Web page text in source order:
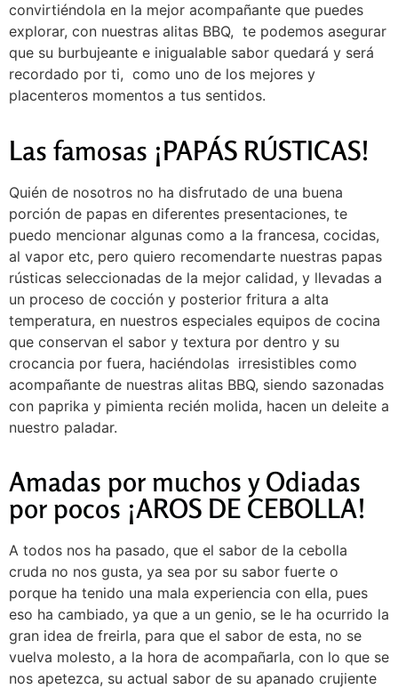
convirtiéndola en la mejor acompañante que puedes
explorar, con nuestras alitas BBQ, te podemos asegurar
que su burbujeante e inigualable sabor quedará y será
recordado por ti, como uno de los mejores y
placenteros momentos a tus sentidos.
Las famosas ¡PAPÁS RÚSTICAS!
Quién de nosotros no ha disfrutado de una buena
porción de papas en diferentes presentaciones, te
puedo mencionar algunas como a la francesa, cocidas,
al vapor etc, pero quiero recomendarte nuestras papas
rústicas seleccionadas de la mejor calidad, y llevadas a
un proceso de cocción y posterior fritura a alta
temperatura, en nuestros especiales equipos de cocina
que conservan el sabor y textura por dentro y su
crocancia por fuera, haciéndolas irresistibles como
acompañante de nuestras alitas BBQ, siendo sazonadas
con paprika y pimienta recién molida, hacen un deleite a
nuestro paladar.
Amadas por muchos y Odiadas
por pocos ¡AROS DE CEBOLLA!
A todos nos ha pasado, que el sabor de la cebolla
cruda no nos gusta, ya sea por su sabor fuerte o
porque ha tenido una mala experiencia con ella, pues
eso ha cambiado, ya que a un genio, se le ha ocurrido la
gran idea de freirla, para que el sabor de esta, no se
vuelva molesto, a la hora de acompañarla, con lo que se
nos apetezca, su actual sabor de su apanado crujiente